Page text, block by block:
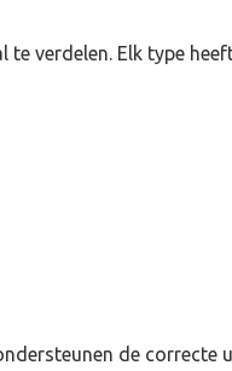
verdelen. Elk type
de